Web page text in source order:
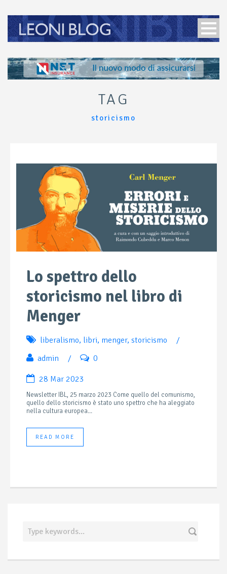
TAG
storicismo
Lo spettro dello
storicismo nel libro di
Menger
liberalismo, libri, menger, storicismo
/
admin
/ 0
28 Mar 2023
Newsletter IBL, 25 marzo 2023 Come quello del comunismo,
quello dello storicismo è stato uno spettro che ha aleggiato
nella cultura europea...
READ MORE